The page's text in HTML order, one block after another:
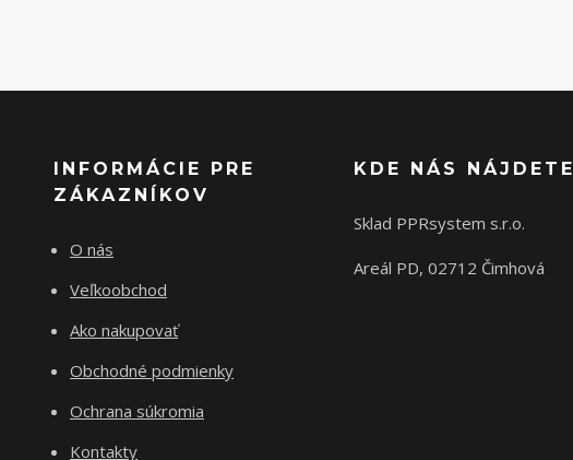
INFORMÁCIE PRE
ZÁKAZNÍKOV
O nás
Veľkoobchod
Ako nakupovať
Obchodné podmienky
Ochrana súkromia
Kontakty
KDE NÁS NÁJDETE
Sklad PPRsystem s.r.o.
Areál PD, 02712 Čimhová